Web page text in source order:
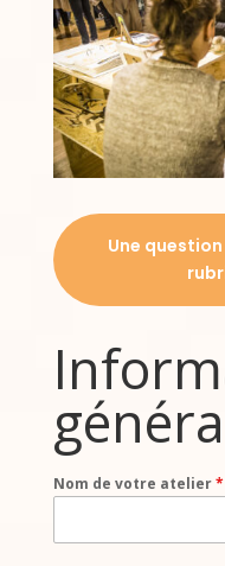
Une
Nom de votre atelier*